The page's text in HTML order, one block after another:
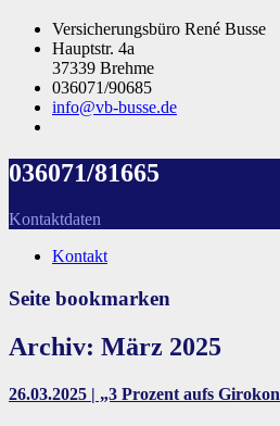
Versicherungsbüro René Busse
Hauptstr. 4a
37339 Brehme
036071/90685
info@vb-busse.de
036071/81665
Kontaktdaten
Kontakt
Seite bookmarken
Archiv: März 2025
26.03.2025 | „3 Prozent aufs